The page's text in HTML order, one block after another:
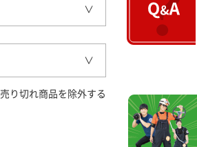
売り切れ商品を除外する